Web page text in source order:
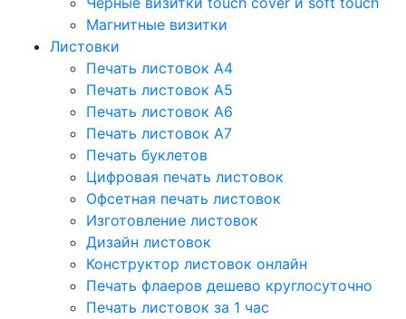
Магнитные визитки
Листовки
Печать листовок А4
Печать листовок А5
Печать листовок А6
Печать листовок А7
Печать буклетов
Цифровая печать листовок
Офсетная печать листовок
Изготовление листовок
Дизайн листовок
Конструктор листовок онлайн
Печать флаеров дешево круглосуточно
Печать листовок за 1 час